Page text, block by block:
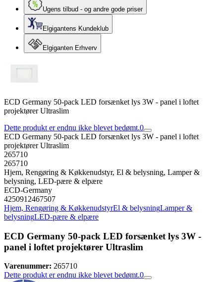
Ugens tilbud - og andre gode priser
Elgigantens Kundeklub
Elgiganten Erhverv
ECD Germany 50-pack LED forsænket lys 3W - panel i loftet
projektører Ultraslim
Dette produkt er endnu ikke blevet bedømt.0
ECD Germany 50-pack LED forsænket lys 3W - panel i loftet
projektører Ultraslim
265710
265710
Hjem, Rengøring & Køkkenudstyr, El & belysning, Lamper &
belysning, LED-pære & elpære
ECD-Germany
4250912467507
Hjem, Rengøring & KøkkenudstyrEl & belysningLamper &
belysningLED-pære & elpære
ECD Germany 50-pack LED forsænket lys 3W -
panel i loftet projektører Ultraslim
Varenummer: 265710
Dette produkt er endnu ikke blevet bedømt.0